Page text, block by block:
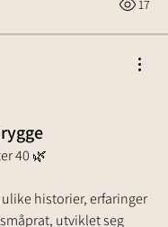
17
40 🌿
historier, erfaringer
utviklet seg